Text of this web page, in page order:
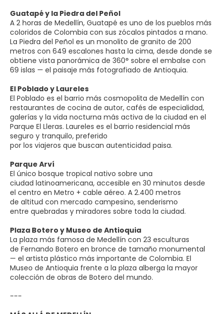
Guatapé y la Piedra del Peñol
A 2 horas de Medellín, Guatapé es uno de los pueblos más
coloridos de Colombia con sus zócalos pintados a mano.
La Piedra del Peñol es un monolito de granito de 200
metros con 649 escalones hasta la cima, desde donde se
obtiene vista panorámica de 360° sobre el embalse con
69 islas — el paisaje más fotografiado de Antioquia.
El Poblado y Laureles
El Poblado es el barrio más cosmopolita de Medellín con
restaurantes de cocina de autor, cafés de especialidad,
galerías y la vida nocturna más activa de la ciudad en el
Parque El Lleras. Laureles es el barrio residencial más
seguro y tranquilo, preferido
por los viajeros que buscan autenticidad paisa.
Parque Arví
El único bosque tropical nativo sobre una
ciudad latinoamericana, accesible en 30 minutos desde
el centro en Metro + cable aéreo. A 2.400 metros
de altitud con mercado campesino, senderismo
entre quebradas y miradores sobre toda la ciudad.
Plaza Botero y Museo de Antioquia
La plaza más famosa de Medellín con 23 esculturas
de Fernando Botero en bronce de tamaño monumental
— el artista plástico más importante de Colombia. El
Museo de Antioquia frente a la plaza alberga la mayor
colección de obras de Botero del mundo.
---